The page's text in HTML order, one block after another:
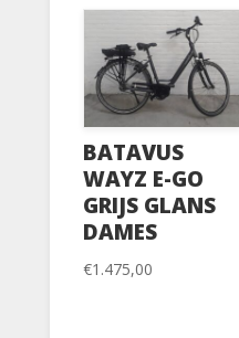
BATAVUS
WAYZ E-GO
GRIJS GLANS
DAMES
€1.475,00